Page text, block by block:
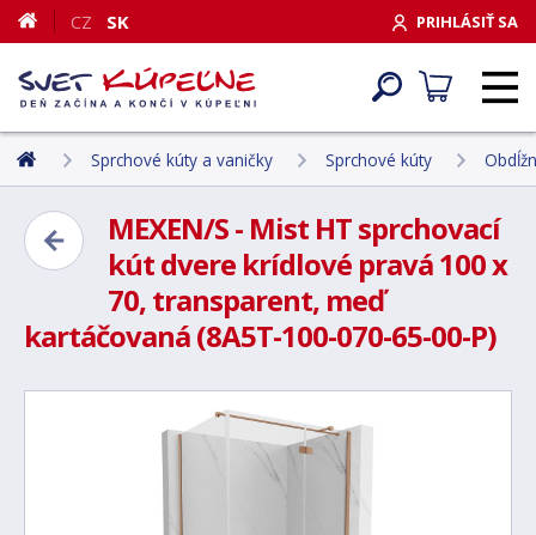
PRIHLÁSIŤ SA
CZ SK
Sprchové kúty a vaničky Sprchové kúty
MEXEN/S - Mist HT sprchovací
kút dvere krídlové pravá 100 x
70, transparent, meď
kartáčovaná (8A5T-100-070-65-00-P)